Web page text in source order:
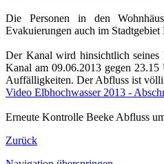
Die Personen in den
Evakuierungen auch im
Der Kanal wird hinsichtlich seines
Kanal am 09.06.2013 gegen
Auffälligkeiten. Der Abfluss ist
Video Elbhochwasser 2013 -
Erneute Kontrolle Beeke Abfluss
Zurück